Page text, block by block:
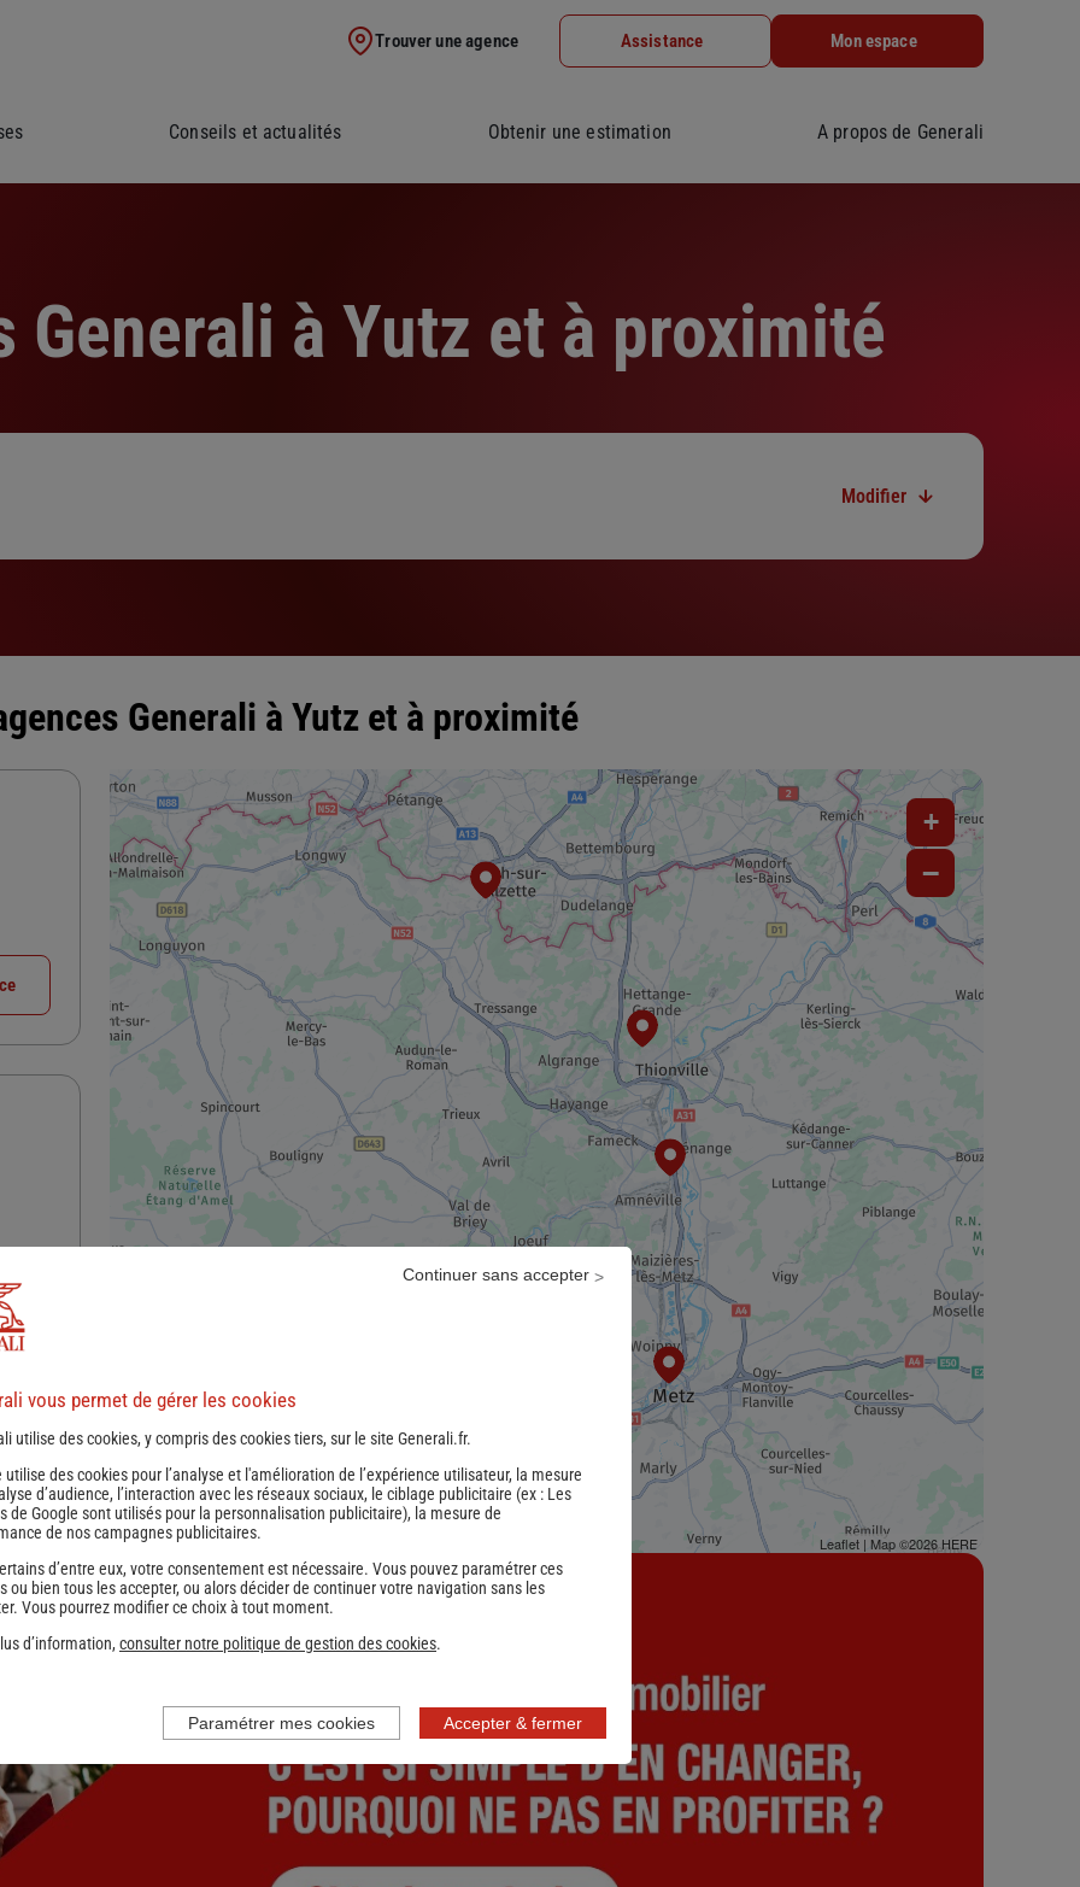
Trouver une agence Assistance Mon espace
Conseils et actualités Obtenir une estimation A propos de Generali
Generali à Yutz et à proximité
Modifier
Generali à Yutz et à proximité
+
−
Leaflet| Map ©2026 HERE
vous permet de gérer les cookies
utilise des cookies, y compris des cookies tiers, sur le site Generali.fr.
utilise des cookies pour l’analyse et l'amélioration de l’expérience utilisateur, la mesure
d’audience, l’interaction avec les réseaux sociaux, le ciblage publicitaire (ex : Les
de Google sont utilisés pour la personnalisation publicitaire), la mesure de
de nos campagnes publicitaires.
d’entre eux, votre consentement est nécessaire. Vous pouvez paramétrer ces
ou bien tous les accepter, ou alors décider de continuer votre navigation sans les
Vous pourrez modifier ce choix à tout moment.
d’information, consulter notre politique de gestion des cookies.
Accepter & fermer
Continuer sans accepter
Paramétrer mes cookies